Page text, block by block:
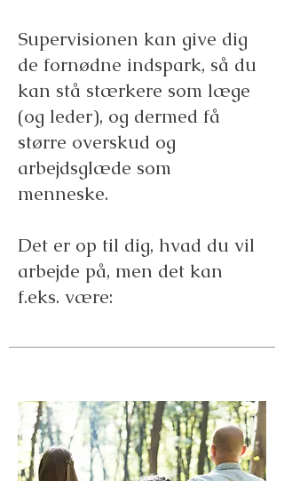
Supervisionen kan give dig
de fornødne indspark, så du
kan stå stærkere som læge
(og leder), og dermed få
større overskud og
arbejdsglæde som
menneske.
Det er op til dig, hvad du vil
arbejde på, men det kan
f.eks. være: